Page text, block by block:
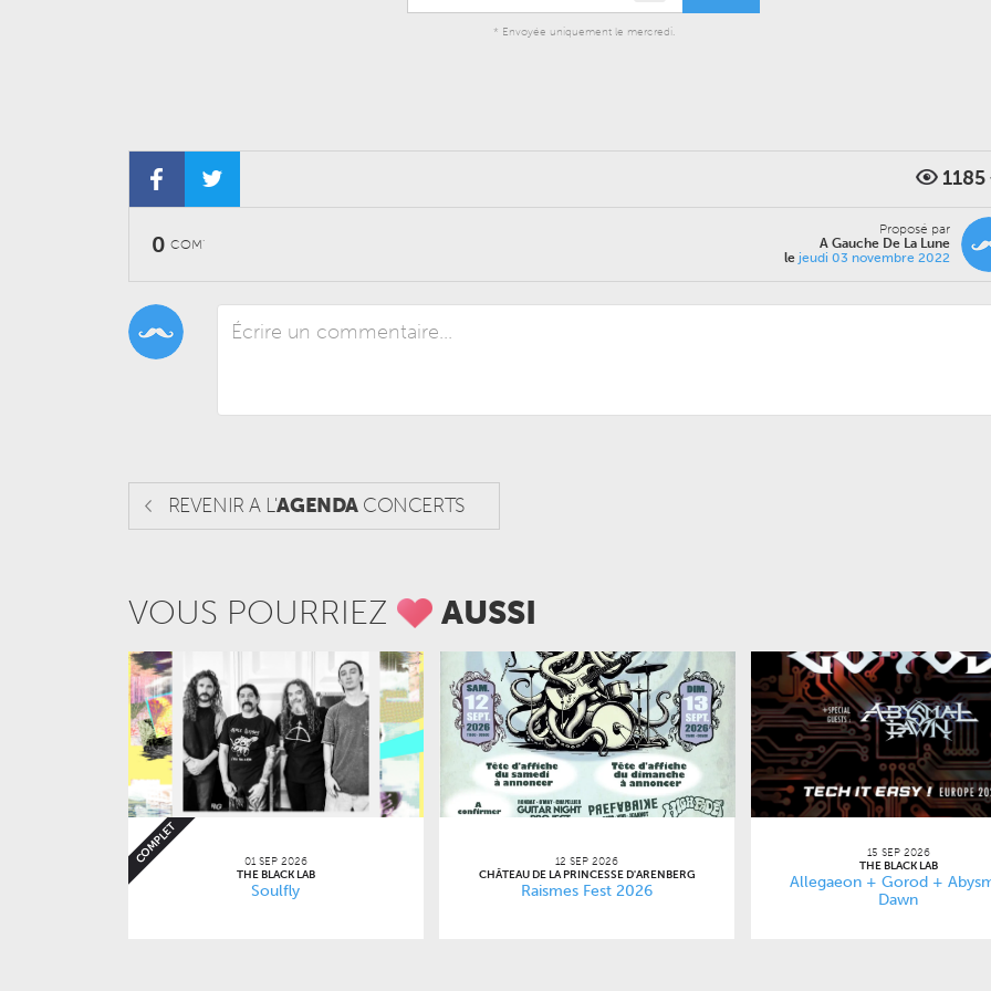
* Envoyée uniquement le mercredi.
1185
0 COM'
Proposé par
A Gauche De La Lune
le jeudi 03 novembre 2022
REVENIR A L'AGENDACONCERTS
VOUS POURRIEZ AUSSI
COMPLET
01 SEP 2026
THE BLACK LAB
Soulfly
12 SEP 2026
CHÂTEAU DE LA PRINCESSE D'ARENBERG
Raismes Fest 2026
15 SEP 2026
THE BLACK LAB
Allegaeon + Gorod +
Dawn